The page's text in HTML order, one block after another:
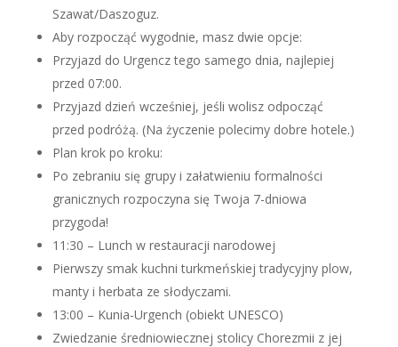
Szawat/Daszoguz.
Aby rozpocząć wygodnie, masz dwie opcje:
Przyjazd do Urgencz tego samego dnia, najlepiej
przed 07:00.
Przyjazd dzień wcześniej, jeśli wolisz odpocząć
przed podróżą. (Na życzenie polecimy dobre hotele.)
Plan krok po kroku:
Po zebraniu się grupy i załatwieniu formalności
granicznych rozpoczyna się Twoja 7-dniowa
przygoda!
11:30 – Lunch w restauracji narodowej
Pierwszy smak kuchni turkmeńskiej tradycyjny plow,
manty i herbata ze słodyczami.
13:00 – Kunia-Urgench (obiekt UNESCO)
Zwiedzanie średniowiecznej stolicy Chorezmii z jej